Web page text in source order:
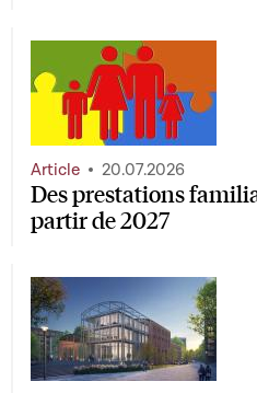
Des prestations
partir de 2027
Article 20.07.2026